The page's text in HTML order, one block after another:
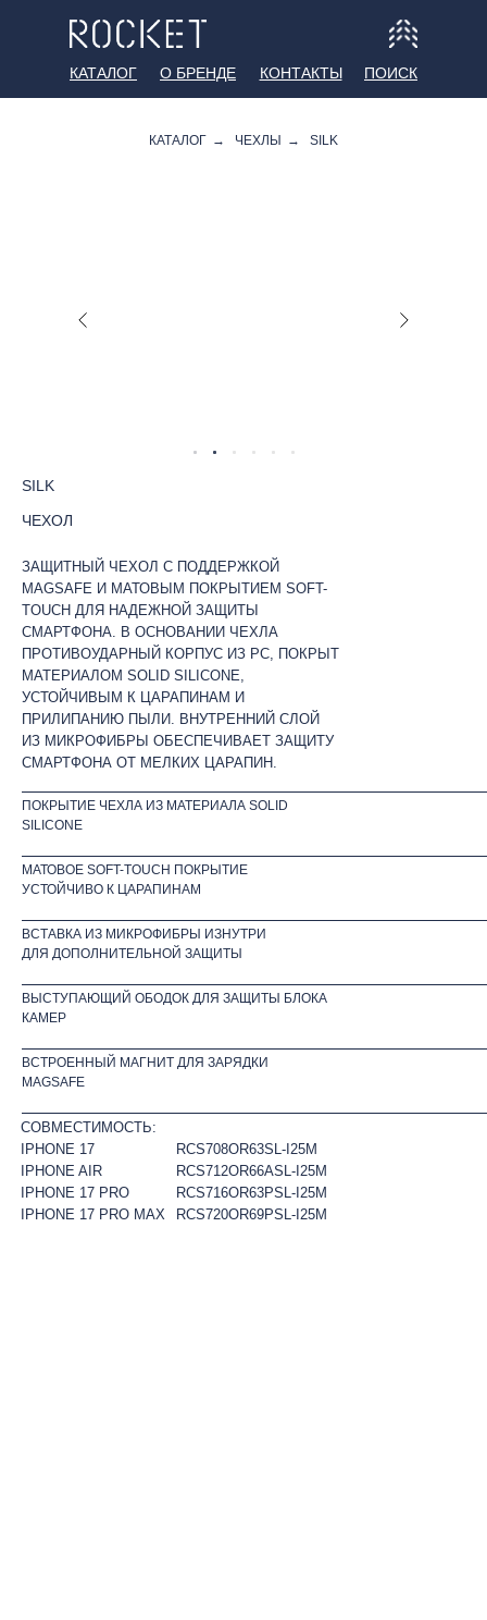
О БРЕНДЕ КОНТАКТЫ ПОИСК
КАТАЛОГ
КАТАЛОГ → ЧЕХЛЫ → SILK
СОВМЕСТИМОСТЬ:
IPHONE 17
IPHONE AIR
IPHONE 17 PRO
IPHONE 17 PRO MAX
RCS708OR63SL-I25M
RCS712OR66ASL-I25M
RCS716OR63PSL-I25M
RCS720OR69PSL-I25M
SILK
ЧЕХОЛ
ПОКРЫТИЕ ЧЕХЛА ИЗ МАТЕРИАЛА SOLID
SILICONE
МАТОВОЕ SOFT-TOUCH ПОКРЫТИЕ
УСТОЙЧИВО К ЦАРАПИНАМ
ВСТАВКА ИЗ МИКРОФИБРЫ ИЗНУТРИ
ДЛЯ ДОПОЛНИТЕЛЬНОЙ ЗАЩИТЫ
ВЫСТУПАЮЩИЙ ОБОДОК ДЛЯ ЗАЩИТЫ БЛОКА
КАМЕР
ЗАЩИТНЫЙ ЧЕХОЛ С ПОДДЕРЖКОЙ
MAGSAFE И МАТОВЫМ ПОКРЫТИЕМ SOFT-
TOUCH ДЛЯ НАДЕЖНОЙ ЗАЩИТЫ
СМАРТФОНА. В ОСНОВАНИИ ЧЕХЛА
ПРОТИВОУДАРНЫЙ КОРПУС ИЗ PC, ПОКРЫТ
МАТЕРИАЛОМ SOLID SILICONE,
УСТОЙЧИВЫМ К ЦАРАПИНАМ И
ПРИЛИПАНИЮ ПЫЛИ. ВНУТРЕННИЙ СЛОЙ
ИЗ МИКРОФИБРЫ ОБЕСПЕЧИВАЕТ ЗАЩИТУ
СМАРТФОНА ОТ МЕЛКИХ ЦАРАПИН.
ВСТРОЕННЫЙ МАГНИТ ДЛЯ ЗАРЯДКИ
MAGSAFE